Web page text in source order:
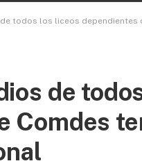
todos los liceos
de
Comdes